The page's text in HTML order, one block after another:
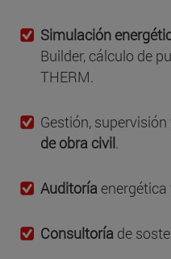
Simulación
Builder, cálculo de
THERM.
Gestión,
de obra civil.
Auditoría
Consultoría de